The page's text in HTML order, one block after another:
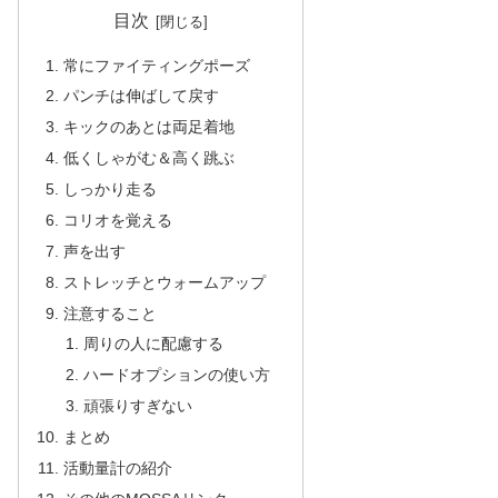
目次
常にファイティングポーズ
パンチは伸ばして戻す
キックのあとは両足着地
低くしゃがむ＆高く跳ぶ
しっかり走る
コリオを覚える
声を出す
ストレッチとウォームアップ
注意すること
周りの人に配慮する
ハードオプションの使い方
頑張りすぎない
まとめ
活動量計の紹介